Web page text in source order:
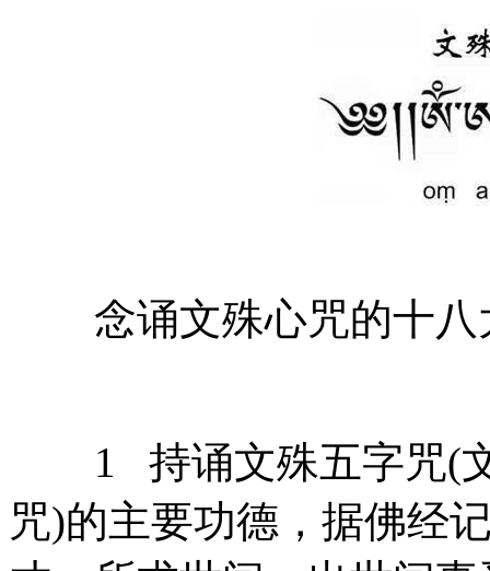
念诵文殊心咒的十八
1 持诵文殊五字咒(文
咒)的主要功德，据佛经